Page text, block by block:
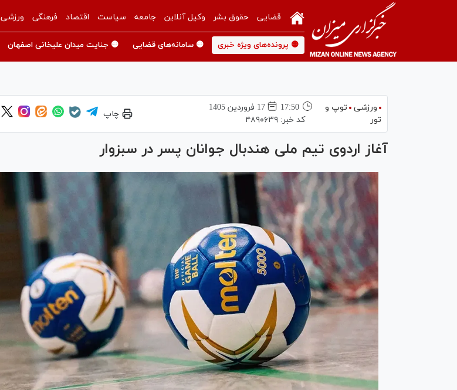
قضایی حقوق بشر وکیل آنلاین جامعه سیاست اقتصاد فرهنگی ورزشی
🟡 پرونده‌های ویژه خبری 🟡 سامانه‌های قضایی 🟡 جنایت میدان علیخانی اصفهان
ورزشی
توپ و
تور
17:50
17 فروردين 1405
کد خبر:۴۸۹۰۶۳۹
چاپ
آغاز اردوی تیم ملی هندبال جوانان پسر در سبزوار